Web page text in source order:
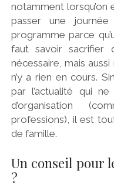
notamment
passer une
programme parce
faut savoir sacrifier
nécessaire, mais
n’y a rien en cours.
par l’actualité qui
d’organisation
professions), il est
de famille.
Un conseil pour
?